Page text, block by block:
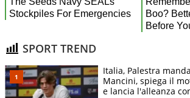
SPORT TREND
Italia, Palestra
Mancini, spiega il
e lancia l'alleanza